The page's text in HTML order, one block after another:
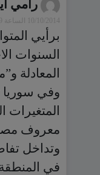
رامي
10/10/2014 الساعة 12:09
برأيي
السنوات
المعادلة
وفي سوريا
المتغيرات
معروف
وتداخل
في